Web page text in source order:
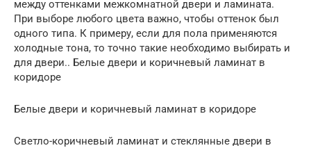
между оттенками межкомнатной двери и ламината.
При выборе любого цвета важно, чтобы оттенок был
одного типа. К примеру, если для пола применяются
холодные тона, то точно такие необходимо выбирать и
для двери.. Белые двери и коричневый ламинат в
коридоре
Белые двери и коричневый ламинат в коридоре
Светло-коричневый ламинат и стеклянные двери в